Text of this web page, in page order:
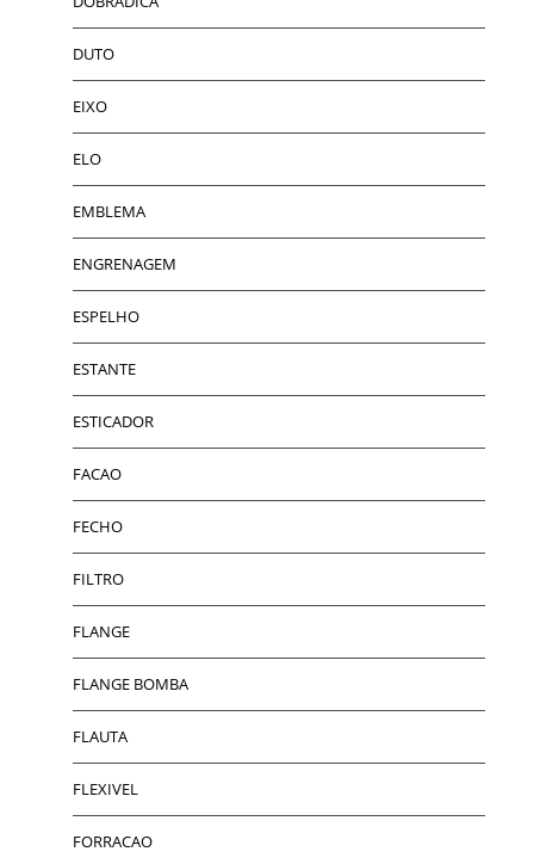
DUTO
EIXO
ELO
EMBLEMA
ENGRENAGEM
ESPELHO
ESTANTE
ESTICADOR
FACAO
FECHO
FILTRO
FLANGE
FLANGE BOMBA
FLAUTA
FLEXIVEL
FORRACAO